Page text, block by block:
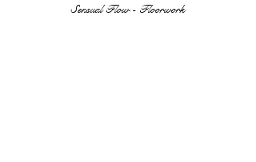
Sensual Flow - Floorwork